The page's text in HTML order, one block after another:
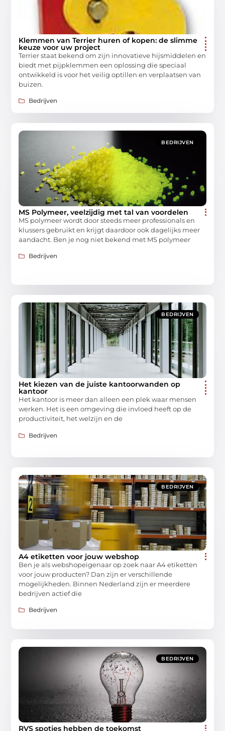
Klemmen van Terrier huren of kopen: de slimme
keuze voor uw project
Terrier staat bekend om zijn innovatieve hijsmiddelen en
biedt met pijpklemmen een oplossing die speciaal
ontwikkeld is voor het veilig optillen en verplaatsen van
buizen.
Bedrijven
BEDRIJVEN
MS Polymeer, veelzijdig met tal van voordelen
MS polymeer wordt door steeds meer professionals en
klussers gebruikt en krijgt daardoor ook dagelijks meer
aandacht. Ben je nog niet bekend met MS polymeer
Bedrijven
BEDRIJVEN
Het kiezen van de juiste kantoorwanden op
kantoor
Het kantoor is meer dan alleen een plek waar mensen
werken. Het is een omgeving die invloed heeft op de
productiviteit, het welzijn en de
Bedrijven
BEDRIJVEN
A4 etiketten voor jouw webshop
Ben je als webshopeigenaar op zoek naar A4 etiketten
voor jouw producten? Dan zijn er verschillende
mogelijkheden. Binnen Nederland zijn er meerdere
bedrijven actief die
Bedrijven
BEDRIJVEN
RVS spotjes hebben de toekomst